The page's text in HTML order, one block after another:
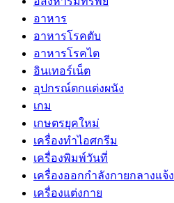
อาหาร
อาหารโรคตับ
อาหารโรคไต
อินเทอร์เน็ต
อุปกรณ์ตกแต่งผนัง
เกม
เกษตรยุคใหม่
เครื่องทำไอศกรีม
เครื่องพิมพ์วันที่
เครื่องออกกำลังกายกลางแจ้ง
เครื่องแต่งกาย